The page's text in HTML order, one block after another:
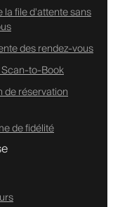
la file d'attente sans
des rendez-vous
to-Book
de réservation
de fidélité